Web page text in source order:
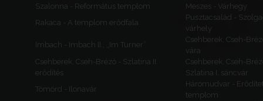
Szalonna - Református templom
Meszes - Várhegy
Rakaca - A templom erődfala
Pusztacsalád -
várhely
Imbach - Imbach II., „Im Turner”
Csehberek, Cseh-
vára
Csehberek, Cseh-Brézó - Szlatina II.
erődítés
Csehberek, Cseh-
Szlatina I. sáncvár
Tömörd - Ilonavár
Háromudvar -
templom